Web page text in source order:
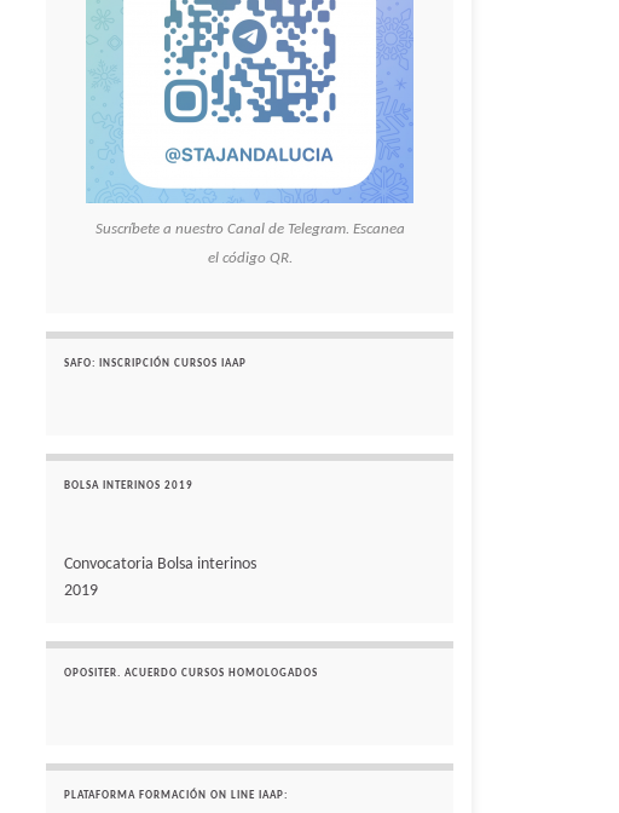
Suscríbete a nuestro Canal de Telegram. Escanea
el código QR.
SAFO: INSCRIPCIÓN CURSOS IAAP
BOLSA INTERINOS 2019
Convocatoria Bolsa interinos
2019
OPOSITER. ACUERDO CURSOS HOMOLOGADOS
PLATAFORMA FORMACIÓN ON LINE IAAP: